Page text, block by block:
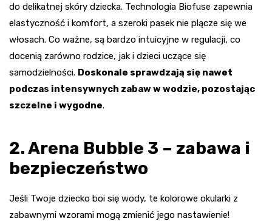
do delikatnej skóry dziecka. Technologia Biofuse zapewnia
elastyczność i komfort, a szeroki pasek nie plącze się we
włosach. Co ważne, są bardzo intuicyjne w regulacji, co
docenią zarówno rodzice, jak i dzieci uczące się
samodzielności. Doskonale sprawdzają się nawet
podczas intensywnych zabaw w wodzie, pozostając
szczelne i wygodne.
2. Arena Bubble 3 – zabawa i
bezpieczeństwo
Jeśli Twoje dziecko boi się wody, te kolorowe okularki z
zabawnymi wzorami mogą zmienić jego nastawienie!